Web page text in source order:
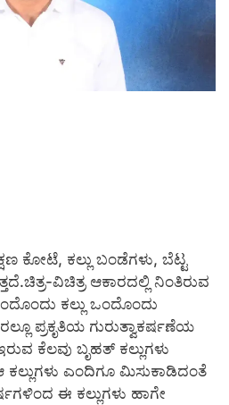
ಕೋಟೆ, ಕಲ್ಲು ಬಂಡೆಗಳು, ಬೆಟ್ಟ
ವಿಚಿತ್ರ ಆಕಾರದಲ್ಲಿ ನಿಂತಿರುವ
ಕಲ್ಲು ಒಂದೊಂದು
ಪ್ರಕೃತಿಯ ಗುರುತ್ವಾಕರ್ಷಣೆಯ
ಕೆಲವು ಬೃಹತ್ ಕಲ್ಲುಗಳು
ಎಂದಿಗೂ ಮಿಸುಕಾಡಿದಂತೆ
ಈ ಕಲ್ಲುಗಳು ಹಾಗೇ